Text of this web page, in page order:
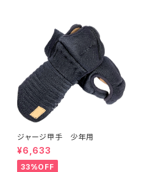
ジャージ甲手 少年用
¥6,633
33%OFF